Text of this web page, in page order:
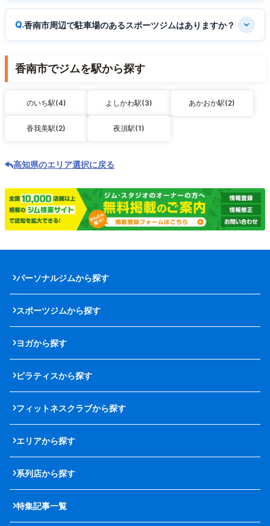
香南市周辺で駐車場のあるスポーツジムはありますか？
香南市でジムを駅から探す
のいち駅(4) よしかわ駅(3) あかおか駅(2)
香我美駅(2) 夜須駅(1)
高知県のエリア選択に戻る
パーソナルジムから探す
スポーツジムから探す
ヨガから探す
ピラティスから探す
フィットネスクラブから探す
エリアから探す
系列店から探す
特集記事一覧